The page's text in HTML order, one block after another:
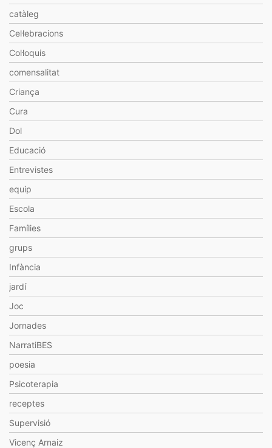
catàleg
Cel·lebracions
Col·loquis
comensalitat
Criança
Cura
Dol
Educació
Entrevistes
equip
Escola
Famílies
grups
Infància
jardí
Joc
Jornades
NarratiBES
poesia
Psicoterapia
receptes
Supervisió
Vicenç Arnaiz